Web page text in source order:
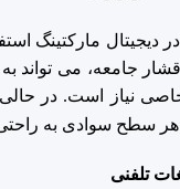
دیجیتال مارکتینگ
جامعه، می تواند
خاصی نیاز است. در
هر سطح سوادی به
تلفنی